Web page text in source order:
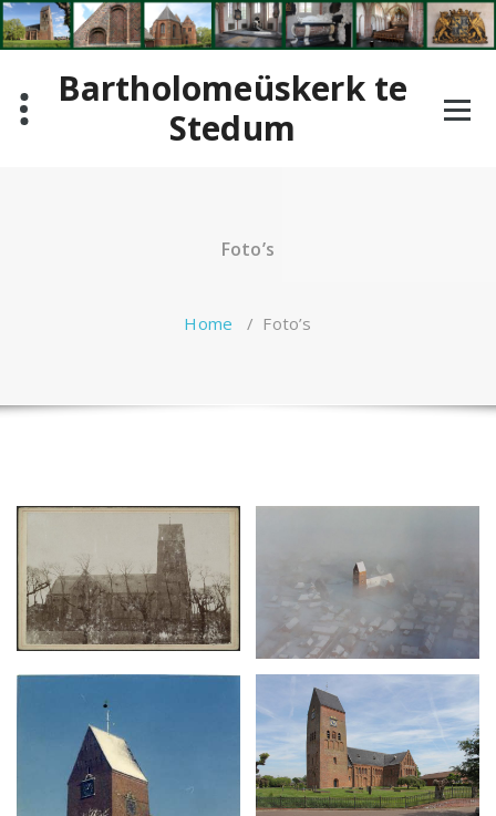
Ga
naar
de
Bartholomeüskerk te
Stedum
Foto’s
Home / Foto’s